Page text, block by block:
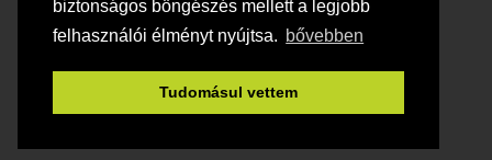
biztonságos böngészés mellett a legjobb
felhasználói élményt nyújtsa. bővebben
Tudomásul vettem
feltételek-Webmaster- Kapcsolat és üzenet küldés